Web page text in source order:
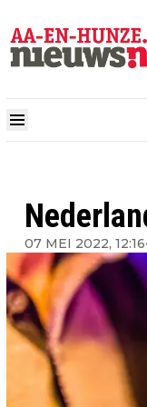
07 MEI 2022, 12:16